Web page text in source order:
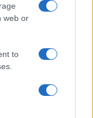
web or
to